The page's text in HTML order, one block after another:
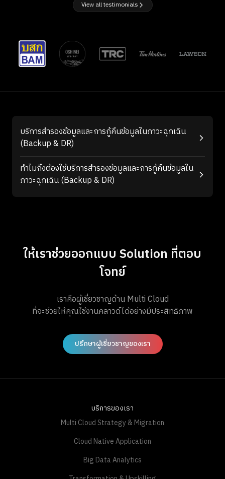
View all testimonials
บริการสำรองข้อมูลและการกู้คืนข้อมูลในภาวะฉุกเฉิน
(Backup & DR)
ทำไมถึงต้องใช้บริการสำรองข้อมูลและการกู้คืนข้อมูลใน
ภาวะฉุกเฉิน (Backup & DR)
ให้เราช่วยออกแบบ Solution ที่ตอบ
โจทย์
เราคือผู้เชี่ยวชาญด้าน Multi Cloud
ที่จะช่วยให้คุณใช้งานคลาวด์ได้อย่างมีประสิทธิภาพ
ปรึกษาผู้เชี่ยวชาญของเรา
บริการของเรา
Multi Cloud Strategy & Migration
Cloud Native Application
Big Data Analytics